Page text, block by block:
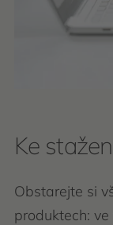
Ke
Obstarejte si
produktech: